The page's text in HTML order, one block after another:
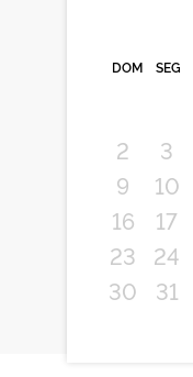
DOM SEG
2
3
9
10
16
17
23
24
30
31